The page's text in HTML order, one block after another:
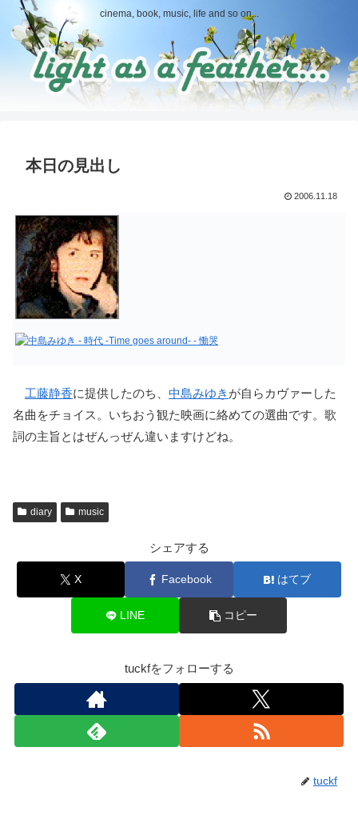
cinema, book, music, life and so on...
本日の見出し
2006.11.18
工藤静香に提供したのち、 中島みゆき が自らカヴァーした
名曲をチョイス。いちおう観た映画に絡めての選曲です。歌
詞の主旨とはぜんっぜん違いますけどね。
diary music
シェアする
X Facebook はてブ
LINE コピー
tuckfをフォローする
tuckf